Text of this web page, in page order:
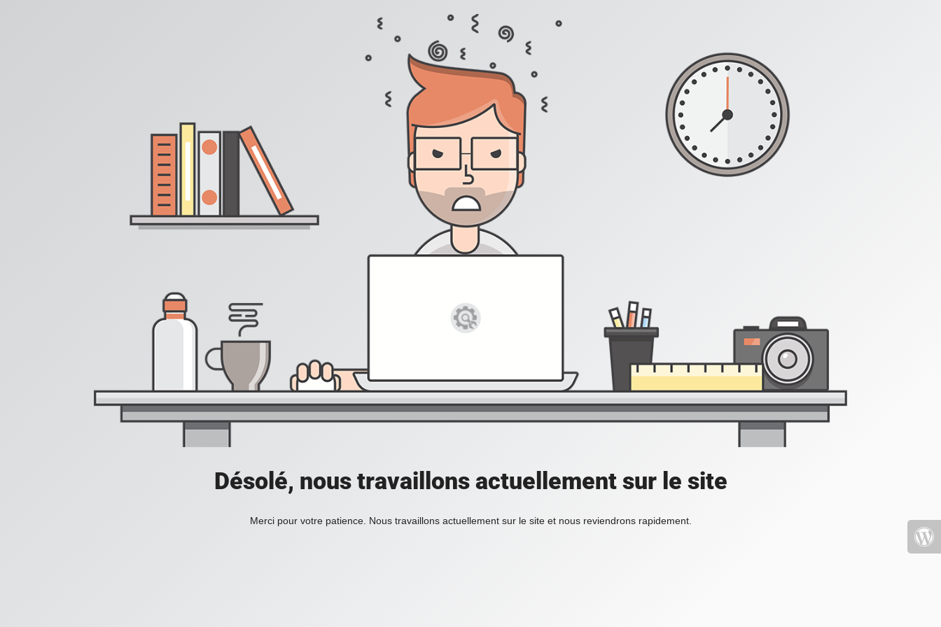
Désolé, nous travaillons actuellement sur le site
Merci pour votre patience. Nous travaillons actuellement sur le site et nous reviendrons rapidement.